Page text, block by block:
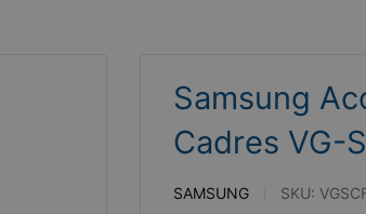
Samsung
Cadres VG-
SAMSUNG SKU: